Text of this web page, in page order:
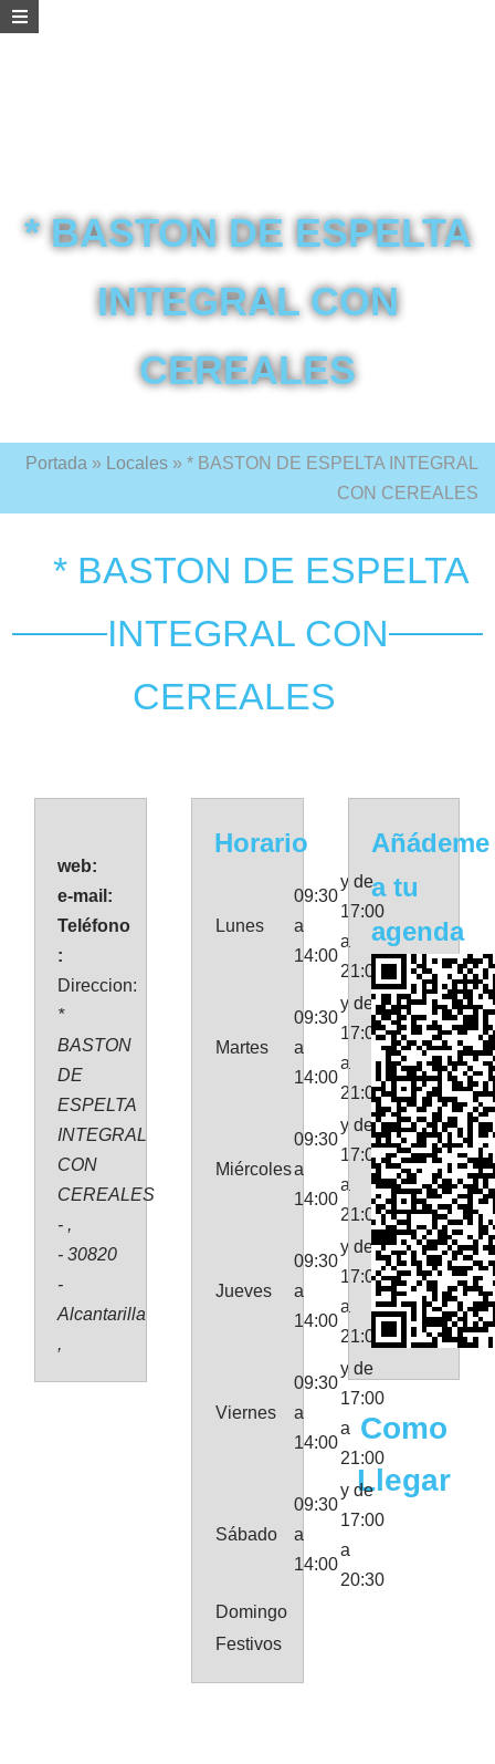
* BASTON DE ESPELTA
INTEGRAL CON
CEREALES
Portada » Locales » * BASTON DE ESPELTA INTEGRAL
CON CEREALES
* BASTON DE ESPELTA
INTEGRAL CON
CEREALES
web:
e-mail:
Teléfono
:
Direccion:
*
BASTON
DE
ESPELTA
INTEGRAL
CON
CEREALES
- ,
- 30820
-
Alcantarilla
,
Horario
Lunes
09:30
a
14:00
y de
17:00
a
21:00
Martes
09:30
a
14:00
y de
17:00
a
21:00
Miércoles
09:30
a
14:00
y de
17:00
a
21:00
Jueves
09:30
a
14:00
y de
17:00
a
21:00
Viernes
09:30
a
14:00
y de
17:00
a
21:00
Sábado
09:30
a
14:00
y de
17:00
a
20:30
Domingo
Festivos
Añádeme
a tu
agenda
Como
Llegar